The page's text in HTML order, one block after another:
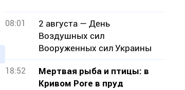
08:01
2 августа — День
Воздушных сил
Вооруженных сил Украины
18:52
Мертвая рыба и птицы: в
Кривом Роге в пруд